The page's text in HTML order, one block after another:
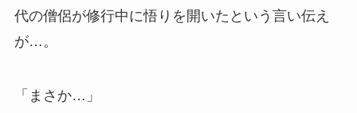
代の僧侶が修行中に悟りを開いたという言い伝え
が…。
「まさか…」